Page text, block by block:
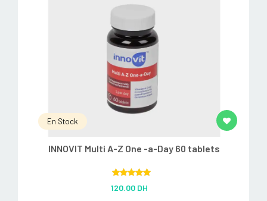
En Stock
INNOVIT Multi A-Z One -a-Day 60 tablets
out of 5
120.00 DH